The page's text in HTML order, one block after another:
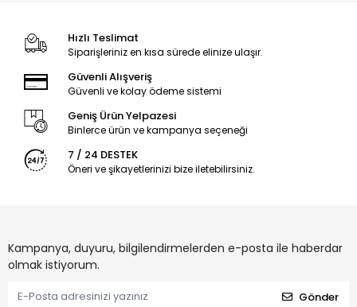
Hızlı Teslimat
Siparişleriniz en kısa sürede elinize ulaşır.
Güvenli Alışveriş
Güvenli ve kolay ödeme sistemi
Geniş Ürün Yelpazesi
Binlerce ürün ve kampanya seçeneği
7 / 24 DESTEK
Öneri ve şikayetlerinizi bize iletebilirsiniz.
Kampanya, duyuru, bilgilendirmelerden e-posta ile haberdar
olmak istiyorum.
Gönder